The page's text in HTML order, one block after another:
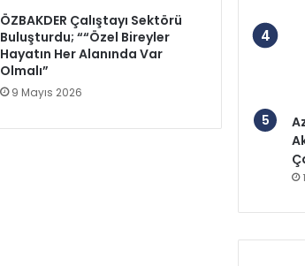
ÖZBAKDER Çalıştayı Sektörü
Buluşturdu; ““Özel Bireyler
Hayatın Her Alanında Var
Olmalı”
9 Mayıs 2026